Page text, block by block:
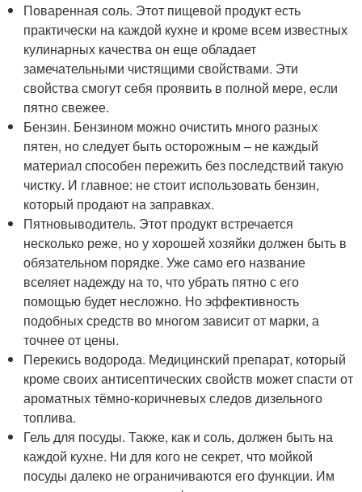
Поваренная соль. Этот пищевой продукт есть
практически на каждой кухне и кроме всем известных
кулинарных качества он еще обладает
замечательными чистящими свойствами. Эти
свойства смогут себя проявить в полной мере, если
пятно свежее.
Бензин. Бензином можно очистить много разных
пятен, но следует быть осторожным – не каждый
материал способен пережить без последствий такую
чистку. И главное: не стоит использовать бензин,
который продают на заправках.
Пятновыводитель. Этот продукт встречается
несколько реже, но у хорошей хозяйки должен быть в
обязательном порядке. Уже само его название
вселяет надежду на то, что убрать пятно с его
помощью будет несложно. Но эффективность
подобных средств во многом зависит от марки, а
точнее от цены.
Перекись водорода. Медицинский препарат, который
кроме своих антисептических свойств может спасти от
ароматных тёмно-коричневых следов дизельного
топлива.
Гель для посуды. Также, как и соль, должен быть на
каждой кухне. Ни для кого не секрет, что мойкой
посуды далеко не ограничиваются его функции. Им